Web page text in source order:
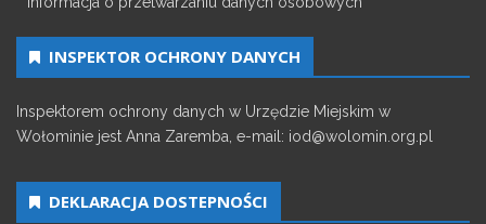
INSPEKTOR OCHRONY DANYCH
Inspektorem ochrony danych w Urzędzie Miejskim w
Wołominie jest Anna Zaremba, e-mail: iod@wolomin.org.pl
DEKLARACJA DOSTEPNOŚCI